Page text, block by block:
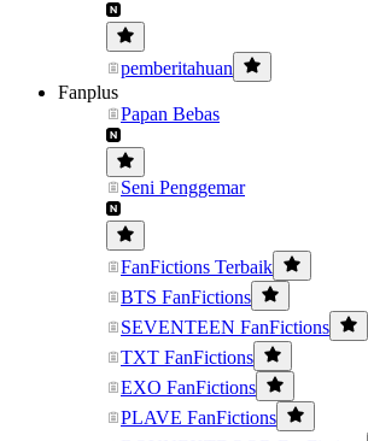
pemberitahuan
Fanplus
Papan Bebas
Seni Penggemar
FanFictions Terbaik
BTS FanFictions
SEVENTEEN FanFictions
TXT FanFictions
EXO FanFictions
PLAVE FanFictions